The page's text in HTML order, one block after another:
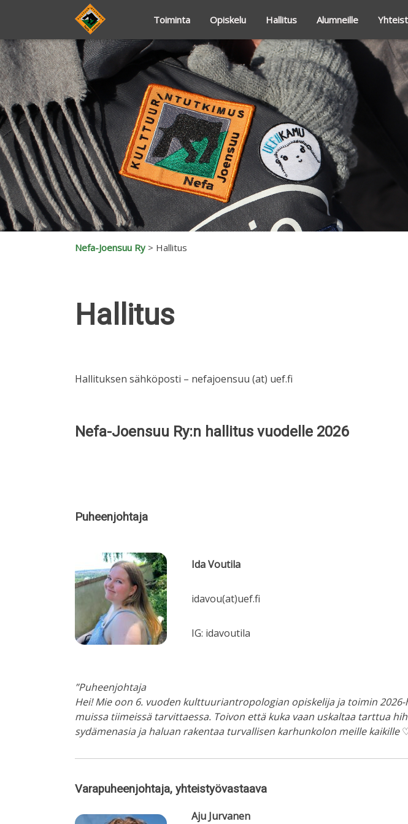
Toiminta Opiskelu Hallitus Alumneille
Nefa-Joensuu Ry > Hallitus
Hallitus
Hallituksen sähköposti – nefajoensuu (at) uef.fi
Nefa-Joensuu Ry:n hallitus vuodelle 2026
Puheenjohtaja
Ida Voutila
idavou(at)uef.fi
IG: idavoutila
”Puheenjohtaja
Hei! Mie oon 6. vuoden kulttuuriantropologian opiskelija ja toimin
muissa tiimeissä tarvittaessa. Toivon että kuka vaan uskaltaa tarttua
sydämenasia ja haluan rakentaa turvallisen karhunkolon meille kaikille
Varapuheenjohtaja, yhteistyövastaava
Aju Jurvanen